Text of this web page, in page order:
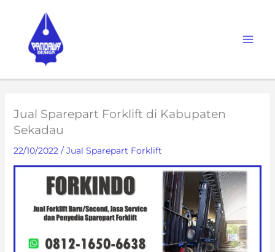
content
Jual Sparepart Forklift di Kabupaten
Sekadau
22/10/2022 / Jual Sparepart Forklift